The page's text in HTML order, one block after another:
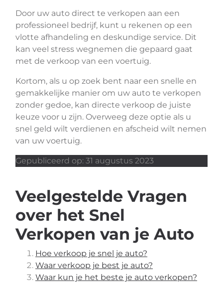
Door uw auto direct te verkopen aan een
professioneel bedrijf, kunt u rekenen op een
vlotte afhandeling en deskundige service. Dit
kan veel stress wegnemen die gepaard gaat
met de verkoop van een voertuig.
Kortom, als u op zoek bent naar een snelle en
gemakkelijke manier om uw auto te verkopen
zonder gedoe, kan directe verkoop de juiste
keuze voor u zijn. Overweeg deze optie als u
snel geld wilt verdienen en afscheid wilt nemen
van uw voertuig.
Gepubliceerd op: 31 augustus 2023
Veelgestelde Vragen
over het Snel
Verkopen van je Auto
Hoe verkoop je snel je auto?
Waar verkoop je best je auto?
Waar kun je het beste je auto verkopen?